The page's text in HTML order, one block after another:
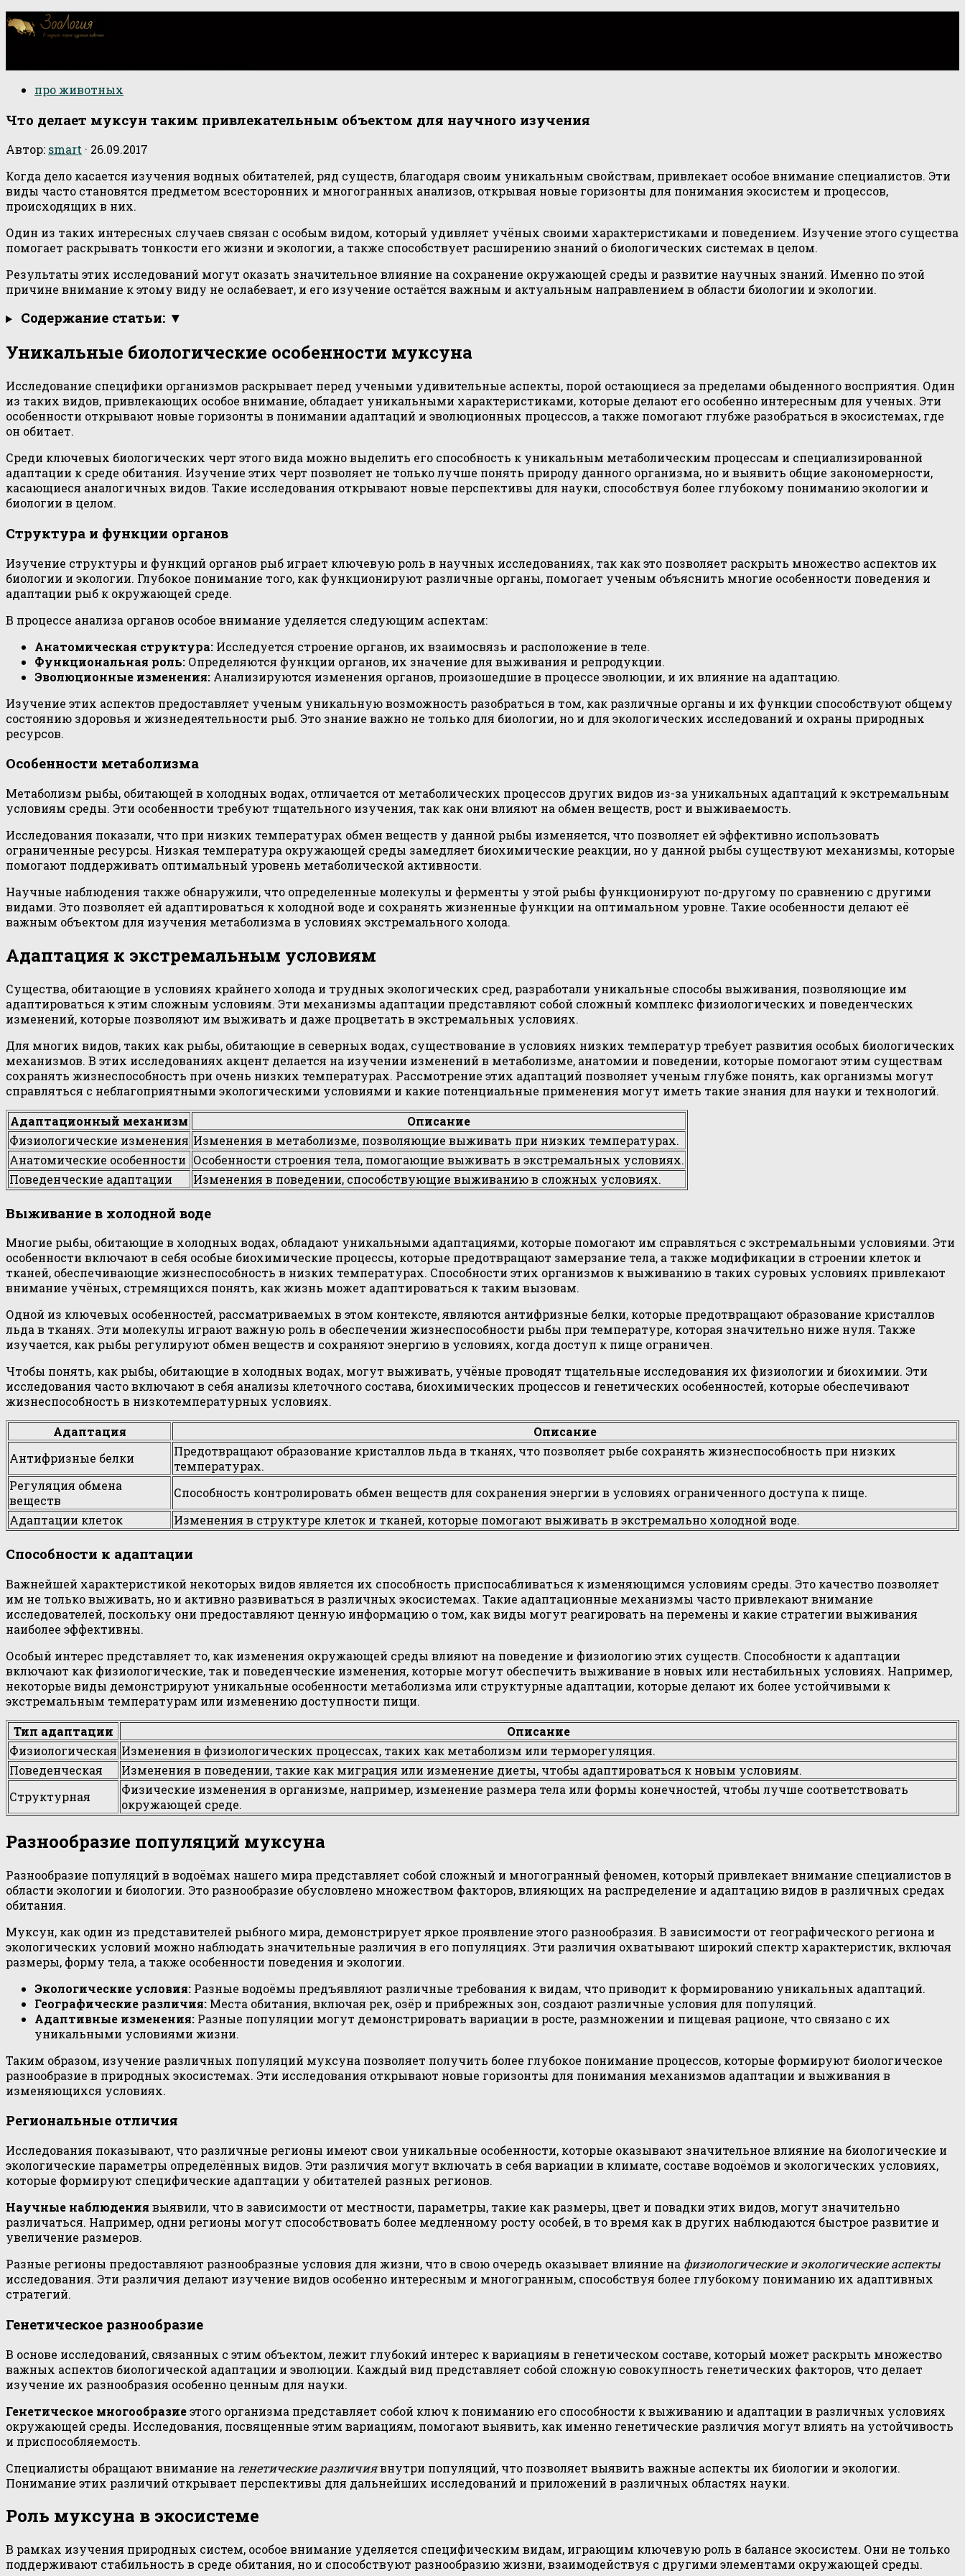
про животных
Что делает муксун таким привлекательным объектом для научного изучения
Автор: smart · 26.09.2017
Когда дело касается изучения водных обитателей, ряд существ, благодаря своим уникальным свойствам, привлекает особое внимание специалистов. Эти
виды часто становятся предметом всесторонних и многогранных анализов, открывая новые горизонты для понимания экосистем и процессов,
происходящих в них.
Один из таких интересных случаев связан с особым видом, который удивляет учёных своими характеристиками и поведением. Изучение этого существа
помогает раскрывать тонкости его жизни и экологии, а также способствует расширению знаний о биологических системах в целом.
Результаты этих исследований могут оказать значительное влияние на сохранение окружающей среды и развитие научных знаний. Именно по этой
причине внимание к этому виду не ослабевает, и его изучение остаётся важным и актуальным направлением в области биологии и экологии.
Содержание статьи: ▼
Уникальные биологические особенности муксуна
Исследование специфики организмов раскрывает перед учеными удивительные аспекты, порой остающиеся за пределами обыденного восприятия. Один
из таких видов, привлекающих особое внимание, обладает уникальными характеристиками, которые делают его особенно интересным для ученых. Эти
особенности открывают новые горизонты в понимании адаптаций и эволюционных процессов, а также помогают глубже разобраться в экосистемах, где
он обитает.
Среди ключевых биологических черт этого вида можно выделить его способность к уникальным метаболическим процессам и специализированной
адаптации к среде обитания. Изучение этих черт позволяет не только лучше понять природу данного организма, но и выявить общие закономерности,
касающиеся аналогичных видов. Такие исследования открывают новые перспективы для науки, способствуя более глубокому пониманию экологии и
биологии в целом.
Структура и функции органов
Изучение структуры и функций органов рыб играет ключевую роль в научных исследованиях, так как это позволяет раскрыть множество аспектов их
биологии и экологии. Глубокое понимание того, как функционируют различные органы, помогает ученым объяснить многие особенности поведения и
адаптации рыб к окружающей среде.
В процессе анализа органов особое внимание уделяется следующим аспектам:
Анатомическая структура: Исследуется строение органов, их взаимосвязь и расположение в теле.
Функциональная роль: Определяются функции органов, их значение для выживания и репродукции.
Эволюционные изменения: Анализируются изменения органов, произошедшие в процессе эволюции, и их влияние на адаптацию.
Изучение этих аспектов предоставляет ученым уникальную возможность разобраться в том, как различные органы и их функции способствуют общему
состоянию здоровья и жизнедеятельности рыб. Это знание важно не только для биологии, но и для экологических исследований и охраны природных
ресурсов.
Особенности метаболизма
Метаболизм рыбы, обитающей в холодных водах, отличается от метаболических процессов других видов из-за уникальных адаптаций к экстремальным
условиям среды. Эти особенности требуют тщательного изучения, так как они влияют на обмен веществ, рост и выживаемость.
Исследования показали, что при низких температурах обмен веществ у данной рыбы изменяется, что позволяет ей эффективно использовать
ограниченные ресурсы. Низкая температура окружающей среды замедляет биохимические реакции, но у данной рыбы существуют механизмы, которые
помогают поддерживать оптимальный уровень метаболической активности.
Научные наблюдения также обнаружили, что определенные молекулы и ферменты у этой рыбы функционируют по-другому по сравнению с другими
видами. Это позволяет ей адаптироваться к холодной воде и сохранять жизненные функции на оптимальном уровне. Такие особенности делают её
важным объектом для изучения метаболизма в условиях экстремального холода.
Адаптация к экстремальным условиям
Существа, обитающие в условиях крайнего холода и трудных экологических сред, разработали уникальные способы выживания, позволяющие им
адаптироваться к этим сложным условиям. Эти механизмы адаптации представляют собой сложный комплекс физиологических и поведенческих
изменений, которые позволяют им выживать и даже процветать в экстремальных условиях.
Для многих видов, таких как рыбы, обитающие в северных водах, существование в условиях низких температур требует развития особых биологических
механизмов. В этих исследованиях акцент делается на изучении изменений в метаболизме, анатомии и поведении, которые помогают этим существам
сохранять жизнеспособность при очень низких температурах. Рассмотрение этих адаптаций позволяет ученым глубже понять, как организмы могут
справляться с неблагоприятными экологическими условиями и какие потенциальные применения могут иметь такие знания для науки и технологий.
Адаптационный механизм
Описание
Физиологические изменения Изменения в метаболизме, позволяющие выживать при низких температурах.
Анатомические особенности Особенности строения тела, помогающие выживать в экстремальных условиях.
Поведенческие адаптации
Изменения в поведении, способствующие выживанию в сложных условиях.
Выживание в холодной воде
Многие рыбы, обитающие в холодных водах, обладают уникальными адаптациями, которые помогают им справляться с экстремальными условиями. Эти
особенности включают в себя особые биохимические процессы, которые предотвращают замерзание тела, а также модификации в строении клеток и
тканей, обеспечивающие жизнеспособность в низких температурах. Способности этих организмов к выживанию в таких суровых условиях привлекают
внимание учёных, стремящихся понять, как жизнь может адаптироваться к таким вызовам.
Одной из ключевых особенностей, рассматриваемых в этом контексте, являются антифризные белки, которые предотвращают образование кристаллов
льда в тканях. Эти молекулы играют важную роль в обеспечении жизнеспособности рыбы при температуре, которая значительно ниже нуля. Также
изучается, как рыбы регулируют обмен веществ и сохраняют энергию в условиях, когда доступ к пище ограничен.
Чтобы понять, как рыбы, обитающие в холодных водах, могут выживать, учёные проводят тщательные исследования их физиологии и биохимии. Эти
исследования часто включают в себя анализы клеточного состава, биохимических процессов и генетических особенностей, которые обеспечивают
жизнеспособность в низкотемпературных условиях.
Адаптация
Описание
Антифризные белки
Предотвращают образование кристаллов льда в тканях, что позволяет рыбе сохранять жизнеспособность при низких
температурах.
Регуляция обмена
веществ
Способность контролировать обмен веществ для сохранения энергии в условиях ограниченного доступа к пище.
Адаптации клеток
Изменения в структуре клеток и тканей, которые помогают выживать в экстремально холодной воде.
Способности к адаптации
Важнейшей характеристикой некоторых видов является их способность приспосабливаться к изменяющимся условиям среды. Это качество позволяет
им не только выживать, но и активно развиваться в различных экосистемах. Такие адаптационные механизмы часто привлекают внимание
исследователей, поскольку они предоставляют ценную информацию о том, как виды могут реагировать на перемены и какие стратегии выживания
наиболее эффективны.
Особый интерес представляет то, как изменения окружающей среды влияют на поведение и физиологию этих существ. Способности к адаптации
включают как физиологические, так и поведенческие изменения, которые могут обеспечить выживание в новых или нестабильных условиях. Например,
некоторые виды демонстрируют уникальные особенности метаболизма или структурные адаптации, которые делают их более устойчивыми к
экстремальным температурам или изменению доступности пищи.
Тип адаптации
Описание
Физиологическая Изменения в физиологических процессах, таких как метаболизм или терморегуляция.
Поведенческая
Изменения в поведении, такие как миграция или изменение диеты, чтобы адаптироваться к новым условиям.
Структурная
Физические изменения в организме, например, изменение размера тела или формы конечностей, чтобы лучше соответствовать
окружающей среде.
Разнообразие популяций муксуна
Разнообразие популяций в водоёмах нашего мира представляет собой сложный и многогранный феномен, который привлекает внимание специалистов в
области экологии и биологии. Это разнообразие обусловлено множеством факторов, влияющих на распределение и адаптацию видов в различных средах
обитания.
Муксун, как один из представителей рыбного мира, демонстрирует яркое проявление этого разнообразия. В зависимости от географического региона и
экологических условий можно наблюдать значительные различия в его популяциях. Эти различия охватывают широкий спектр характеристик, включая
размеры, форму тела, а также особенности поведения и экологии.
Экологические условия: Разные водоёмы предъявляют различные требования к видам, что приводит к формированию уникальных адаптаций.
Географические различия: Места обитания, включая рек, озёр и прибрежных зон, создают различные условия для популяций.
Адаптивные изменения: Разные популяции могут демонстрировать вариации в росте, размножении и пищевая рационе, что связано с их
уникальными условиями жизни.
Таким образом, изучение различных популяций муксуна позволяет получить более глубокое понимание процессов, которые формируют биологическое
разнообразие в природных экосистемах. Эти исследования открывают новые горизонты для понимания механизмов адаптации и выживания в
изменяющихся условиях.
Региональные отличия
Исследования показывают, что различные регионы имеют свои уникальные особенности, которые оказывают значительное влияние на биологические и
экологические параметры определённых видов. Эти различия могут включать в себя вариации в климате, составе водоёмов и экологических условиях,
которые формируют специфические адаптации у обитателей разных регионов.
Научные наблюдения выявили, что в зависимости от местности, параметры, такие как размеры, цвет и повадки этих видов, могут значительно
различаться. Например, одни регионы могут способствовать более медленному росту особей, в то время как в других наблюдаются быстрое развитие и
увеличение размеров.
Разные регионы предоставляют разнообразные условия для жизни, что в свою очередь оказывает влияние на физиологические и экологические аспекты
исследования. Эти различия делают изучение видов особенно интересным и многогранным, способствуя более глубокому пониманию их адаптивных
стратегий.
Генетическое разнообразие
В основе исследований, связанных с этим объектом, лежит глубокий интерес к вариациям в генетическом составе, который может раскрыть множество
важных аспектов биологической адаптации и эволюции. Каждый вид представляет собой сложную совокупность генетических факторов, что делает
изучение их разнообразия особенно ценным для науки.
Генетическое многообразиеэтого организма представляет собой ключ к пониманию его способности к выживанию и адаптации в различных условиях
окружающей среды. Исследования, посвященные этим вариациям, помогают выявить, как именно генетические различия могут влиять на устойчивость
и приспособляемость.
Специалисты обращают внимание на генетические различиявнутри популяций, что позволяет выявить важные аспекты их биологии и экологии.
Понимание этих различий открывает перспективы для дальнейших исследований и приложений в различных областях науки.
Роль муксуна в экосистеме
В рамках изучения природных систем, особое внимание уделяется специфическим видам, играющим ключевую роль в балансе экосистем. Они не только
поддерживают стабильность в среде обитания, но и способствуют разнообразию жизни, взаимодействуя с другими элементами окружающей среды.